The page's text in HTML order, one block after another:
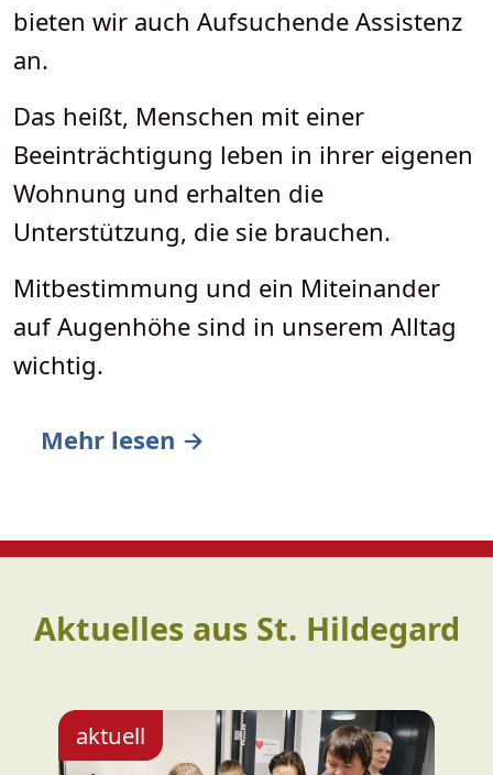
bieten wir auch Aufsuchende Assistenz
an.
Das heißt, Menschen mit einer
Beeinträchtigung leben in ihrer eigenen
Wohnung und erhalten die
Unterstützung, die sie brauchen.
Mitbestimmung und ein Miteinander
auf Augenhöhe sind in unserem Alltag
wichtig.
Mehr lesen →
Aktuelles aus St. Hildegard